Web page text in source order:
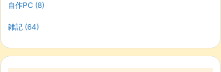
自作PC (8)
雑記 (64)